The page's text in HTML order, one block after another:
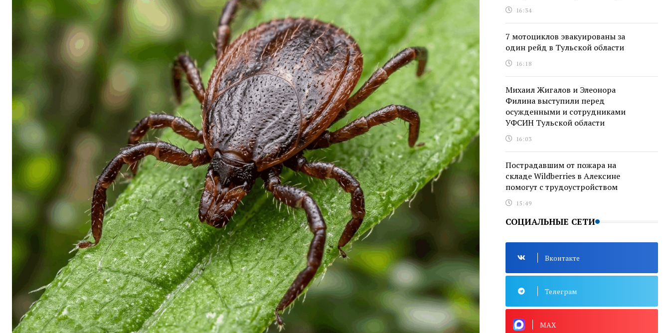
16:34
7 мотоциклов эвакуированы за
один рейд в Тульской области
16:18
Михаил Жигалов и Элеонора
Филина выступили перед
осужденными и сотрудниками
УФСИН Тульской области
16:03
Пострадавшим от пожара на
складе Wildberries в Алексине
помогут с трудоустройством
15:49
СОЦИАЛЬНЫЕ СЕТИ
Вконтакте
Телеграм
MAX